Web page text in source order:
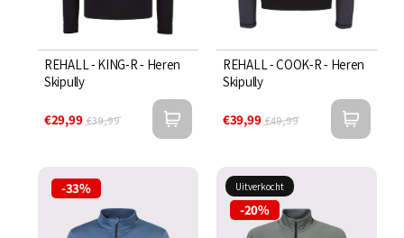
REHALL - KING-R - Heren
Skipully
€29,99 €39,99
REHALL - COOK-R - Heren
Skipully
€39,99 €49,99
-33% Uitverkocht
-20%